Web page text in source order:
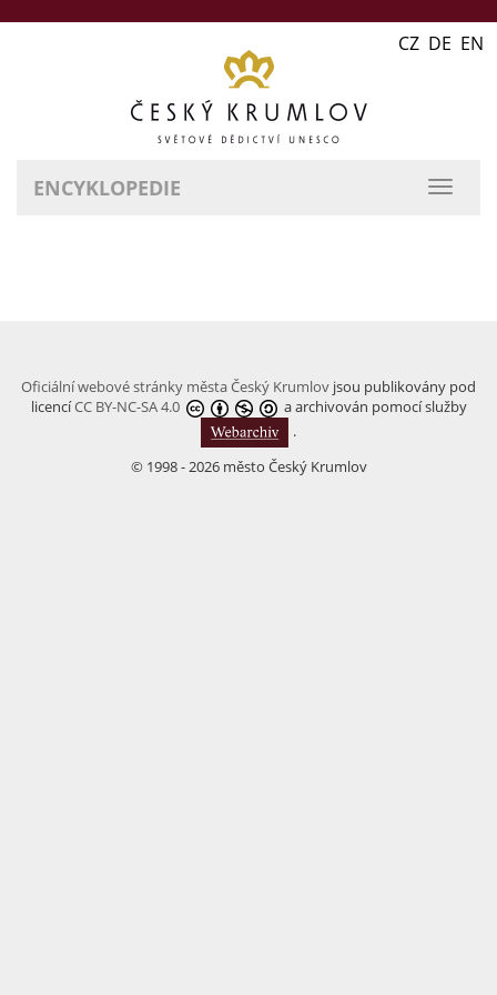
CZ DE EN
ENCYKLOPEDIE
Oficiální webové stránky města Český Krumlov jsou publikovány pod
licencíCC BY-NC-SA 4.0
a archivován pomocí služby
.
© 1998 - 2026 město Český Krumlov